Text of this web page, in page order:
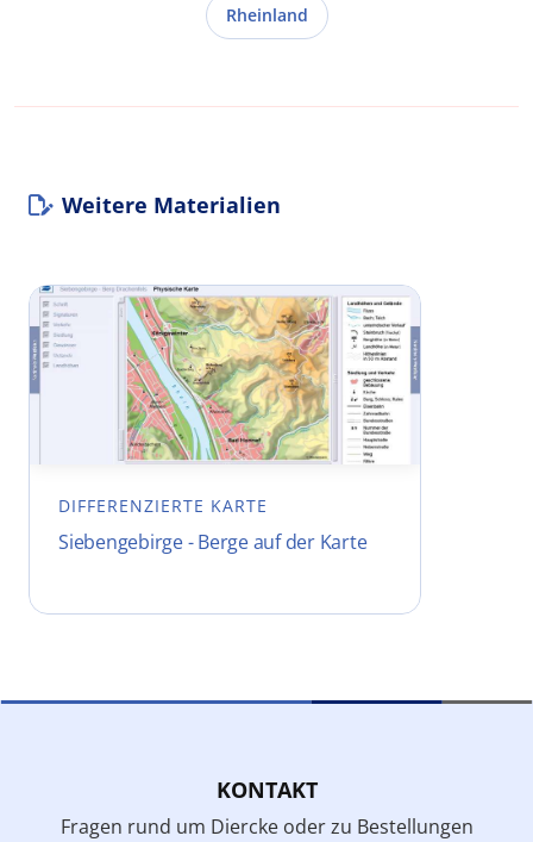
Rheinland
Weitere Materialien
DIFFERENZIERTE KARTE
Siebengebirge - Berge auf der Karte
KONTAKT
Fragen rund um Diercke oder zu Bestellungen